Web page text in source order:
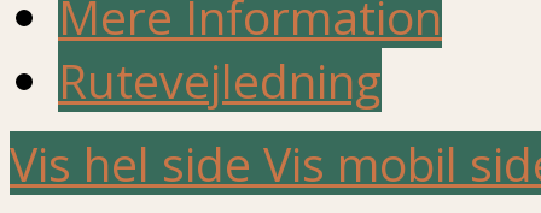
Mere Information
Rutevejledning
Vis hel side Vis mobil